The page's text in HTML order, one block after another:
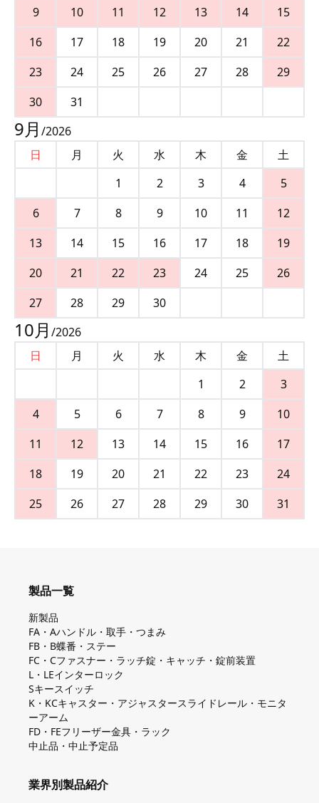
9
10 11 12 13 14
15
16
17 18 19 20 21
22
23
24 25 26 27 28
29
30
31
9月 /2026
日
月 火 水 木 金
土
1
2 3 4
5
6
7 8 9 10 11
12
13
14 15 16 17 18
19
20
21 22 23 24 25
26
27
28 29 30
10月 /2026
日
月 火 水 木 金
土
1
2
3
4
5 6 7 8 9
10
11
12 13 14 15 16
17
18
19 20 21 22 23
24
25
26 27 28 29 30 31
製品一覧
新製品
FA・Aハンドル・取手・つまみ
FB・B蝶番・ステー
FC・Cファスナー・ラッチ錠・キャッチ・錠前装置
L・LEインターロック
Sキースイッチ
K・KCキャスター・アジャスタースライドレール・モニタ
ーアーム
FD・FEフリーザー金具・ラック
中止品・中止予定品
業界別製品紹介